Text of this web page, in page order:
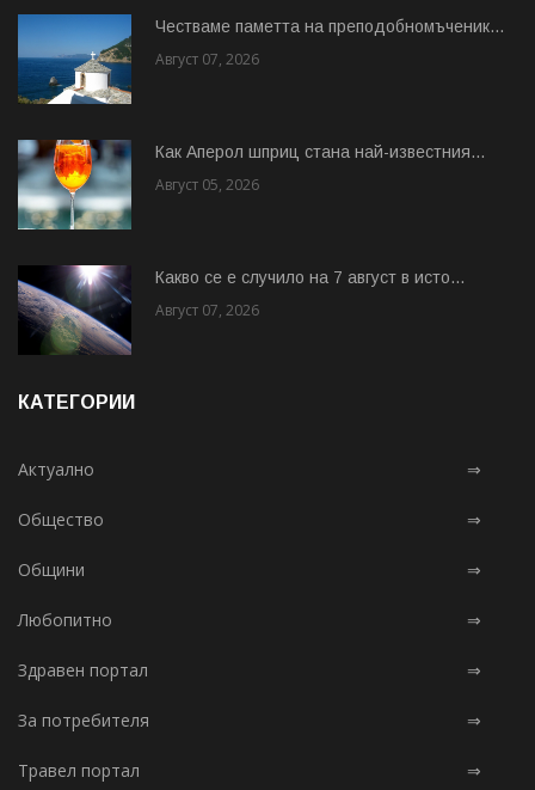
Честваме паметта на преподобномъченик...
Август 07, 2026
Как Аперол шприц стана най-известния...
Август 05, 2026
Какво се е случило на 7 август в исто...
Август 07, 2026
КАТЕГОРИИ
Актуално ⇒
Общество ⇒
Общини ⇒
Любопитно ⇒
Здравен портал ⇒
За потребителя ⇒
Травел портал ⇒